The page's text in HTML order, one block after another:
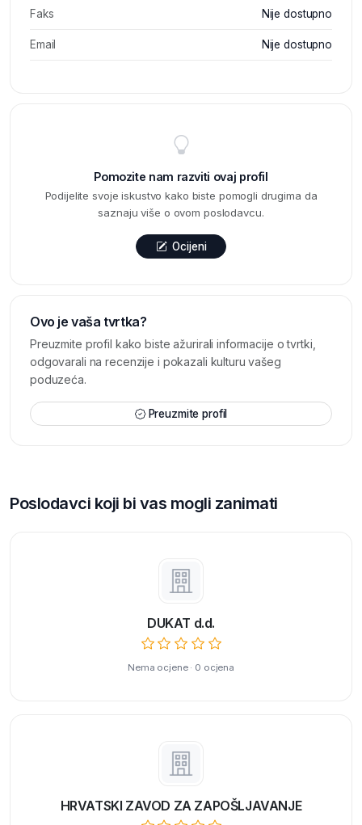
Faks Nije dostupno
Email Nije dostupno
Pomozite nam razviti ovaj profil
Podijelite svoje iskustvo kako biste pomogli drugima da
saznaju više o ovom poslodavcu.
Ocijeni
Ovo je vaša tvrtka?
Preuzmite profil kako biste ažurirali informacije o tvrtki,
odgovarali na recenzije i pokazali kulturu vašeg
poduzeća.
Preuzmite profil
Poslodavci koji bi vas mogli zanimati
DUKAT d.d.
Nema ocjene · 0 ocjena
HRVATSKI ZAVOD ZA ZAPOŠLJAVANJE